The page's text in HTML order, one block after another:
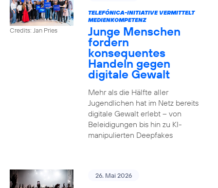
Credits: Jan Pries
TELEFÓNICA-INITIATIVE VERMITTELT
MEDIENKOMPETENZ
Junge Menschen
fordern
konsequentes
Handeln gegen
digitale Gewalt
Mehr als die Hälfte aller
Jugendlichen hat im Netz bereits
digitale Gewalt erlebt – von
Beleidigungen bis hin zu KI-
manipulierten Deepfakes
26. Mai 2026